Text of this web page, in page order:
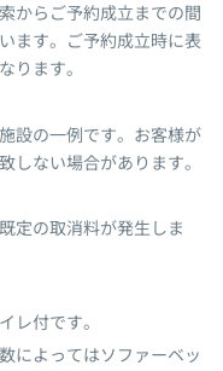
からご予約成立までの間
ます。ご予約成立時に表
ります。
設の一例です。お客様が
しない場合があります。
定の取消料が発生しま
レ付です。
によってはソファーベッ